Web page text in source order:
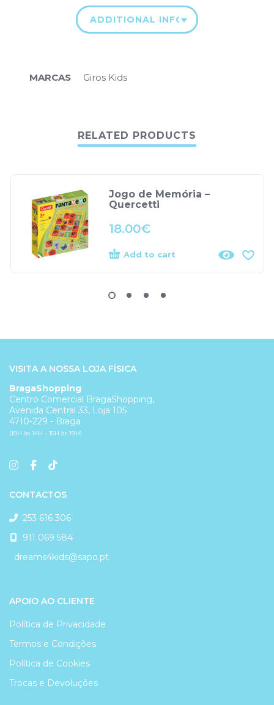
ADDITIONAL INFORMATION
MARCAS Giros Kids
RELATED PRODUCTS
Jogo de Memória –
Quercetti
18.00€
Add to cart
VISITA A NOSSA LOJA FÍSICA
BragaShopping
Centro Comercial BragaShopping,
Avenida Central 33, Loja 105
4710-229 - Braga
(10H às 14H - 15H às 19H)
CONTACTOS
253 616 306
911 069 584
dreams4kids@sapo.pt
APOIO AO CLIENTE
Política de Privacidade
Termos e Condições
Política de Cookies
Trocas e Devoluções